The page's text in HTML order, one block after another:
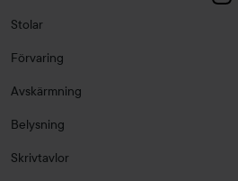
Stolar
Förvaring
Avskärmning
Belysning
Skrivtavlor